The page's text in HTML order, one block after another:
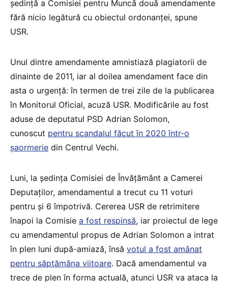
şedinţă a Comisiei pentru Muncă două amendamente
fără nicio legătură cu obiectul ordonanţei, spune
USR.
Unul dintre amendamente amnistiază plagiatorii de
dinainte de 2011, iar al doilea amendament face din
asta o urgenţă: în termen de trei zile de la publicarea
în Monitorul Oficial, acuză USR. Modificările au fost
aduse de deputatul PSD Adrian Solomon,
cunoscut pentru scandalul făcut în 2020 într-o
șaormerie din Centrul Vechi.
Luni, la ședința Comisiei de Învățământ a Camerei
Deputaților, amendamentul a trecut cu 11 voturi
pentru și 6 împotrivă. Cererea USR de retrimitere
înapoi la Comisie a fost respinsă, iar proiectul de lege
cu amendamentul propus de Adrian Solomon a intrat
în plen luni după-amiază, însă votul a fost amânat
pentru săptămâna viitoare. Dacă amendamentul va
trece de plen în forma actuală, atunci USR va ataca la